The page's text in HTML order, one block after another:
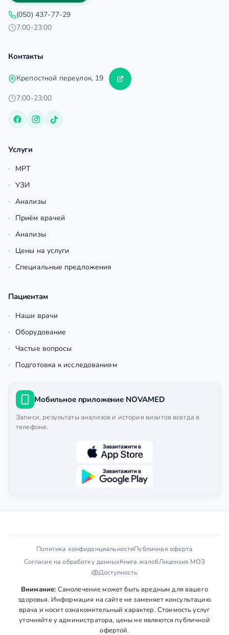
(050) 437-77-29
7:00-23:00
Контакты
Крепостной переулок, 19
7:00-23:00
Услуги
МРТ
УЗИ
Анализы
Приём врачей
Анализы
Цены на услуги
Специальные предложения
Пациентам
Наши врачи
Оборудование
Частые вопросы
Подготовка к исследованиям
Мобильное приложение NOVAMED
Записи, результаты анализов и история визитов всегда в
телефоне.
Политика конфиденциальностиПубличная оферта
Согласие на обработку данныхКнига жалобЛицензия МОЗ
Доступность
Внимание: Самолечение может быть вредным для вашего
здоровья. Информация на сайте не заменяет консультацию
врача и носит ознакомительный характер. Стоимость услуг
уточняйте у администратора, цены не являются публичной
офертой.